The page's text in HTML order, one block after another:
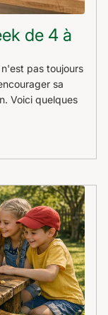
de 4 à
pas toujours
sa
Voici quelques